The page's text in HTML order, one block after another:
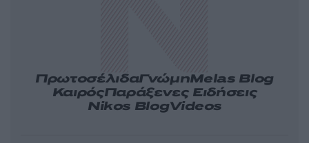
ΠρωτοσέλιδαΓνώμηMelas Blog
ΚαιρόςΠαράξενες Ειδήσεις
Nikos BlogVideos